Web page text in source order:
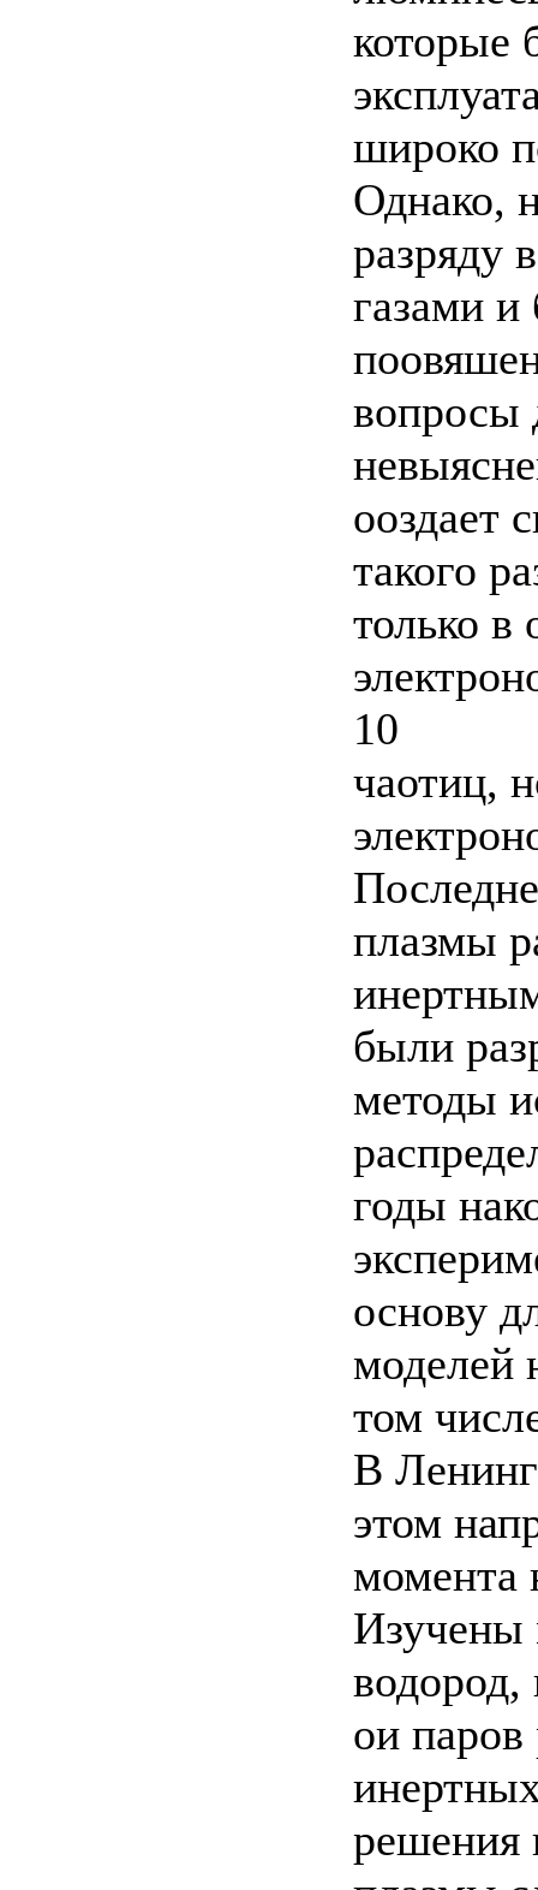
которые
широко
Однако,
разряду
газами и
вопросы
ооздает
такого
только в
10
чаотиц,
плазмы
были
методы
годы
основу
моделей
том
В
этом
момента
Изучены
ои
решения